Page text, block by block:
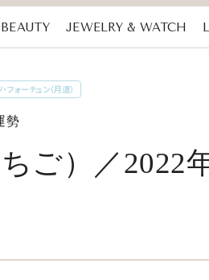
BEAUTY JEWELRY & WATCH
ォーチュン（月運）
勢
ご）／2022